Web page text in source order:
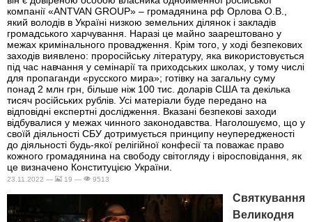
компанії «ANTVAN GROUP» – громадянина рф Орлова О.В.,
який володів в Україні низкою земельних ділянок і закладів
громадського харчування. Наразі це майно заарештовано у
межах кримінального провадження. Крім того, у ході безпекових
заходів виявлено: проросійську літературу, яка використовується
під час навчання у семінарії та приходських школах, у тому числі
для пропаганди «русского мира»; готівку на загальну суму
понад 2 млн грн, більше ніж 100 тис. доларів США та декілька
тисяч російських рублів. Усі матеріали буде передано на
відповідні експертні дослідження. Вказані безпекові заходи
відбувалися у межах чинного законодавства. Наголошуємо, що у
своїй діяльності СБУ дотримується принципу неупередженості
до діяльності будь-якої релігійної конфесії та поважає право
кожного громадянина на свободу світогляду і віросповідання, як
це визначено Конституцією України.
23.11.2022 — 19 — 9513
Святкування
Великодня